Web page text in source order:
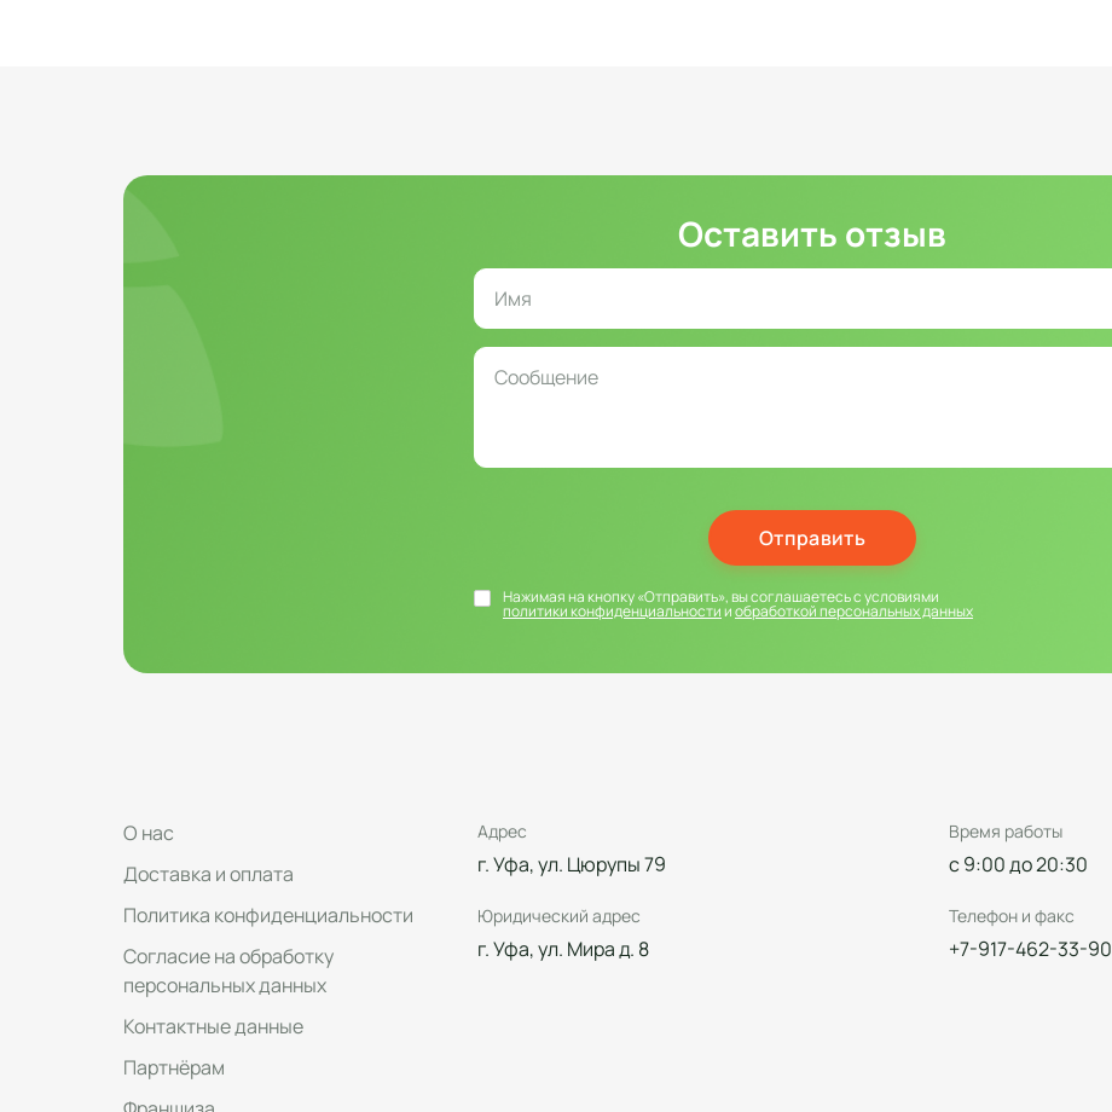
Оставить отзыв
Отправить
Нажимая на кнопку «Отправить», вы соглашаетесь с условиями
политики конфиденциальностииобработкой персональных данных
О нас
Доставка и оплата
Политика конфиденциальности
Согласие на обработку
персональных данных
Контактные данные
Партнёрам
Адрес
г. Уфа, ул. Цюрупы 79
Юридический адрес
г. Уфа, ул. Мира д. 8
Время работы
с 9:00 до 20:30
Телефон и факс
+7-917-462-33-90